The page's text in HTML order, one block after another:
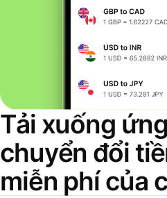
Tải xuống
chuyển đổi
miễn phí của